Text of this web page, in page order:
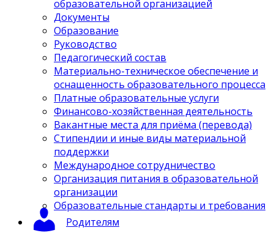
образовательной организацией
Документы
Образование
Руководство
Педагогический состав
Материально-техническое обеспечение и
оснащенность образовательного процесса
Платные образовательные услуги
Финансово-хозяйственная деятельность
Вакантные места для приёма (перевода)
Стипендии и иные виды материальной
поддержки
Международное сотрудничество
Организация питания в образовательной
организации
Образовательные стандарты и требования
Родителям